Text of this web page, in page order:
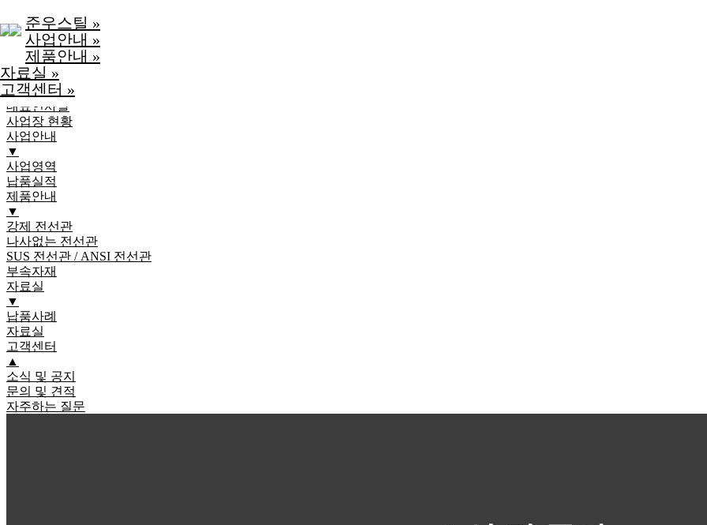
Skip to Main Content
준우스틸
▼
회사소개
대표인사말
사업장 현황
사업안내
▼
사업영역
납품실적
제품안내
▼
강제 전선관
나사없는 전선관
SUS 전선관 / ANSI 전선관
부속자재
자료실
▼
납품사례
자료실
고객센터
▲
소식 및 공지
문의 및 견적
자주하는 질문
준우스틸 »
사업안내 »
제품안내 »
자료실 »
고객센터 »